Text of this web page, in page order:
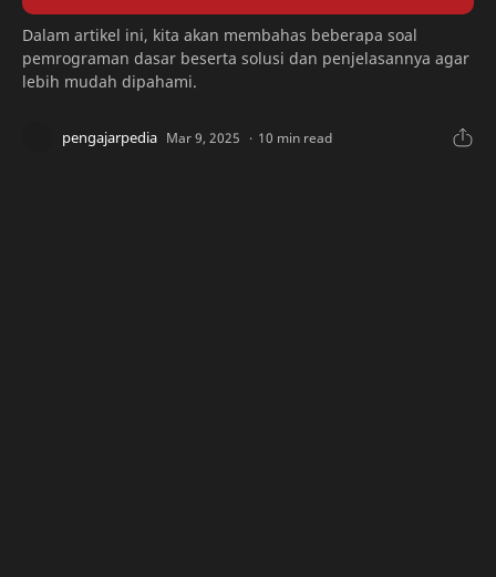
Dalam artikel ini, kita akan membahas beberapa soal
pemrograman dasar beserta solusi dan penjelasannya agar
lebih mudah dipahami.
10 min read